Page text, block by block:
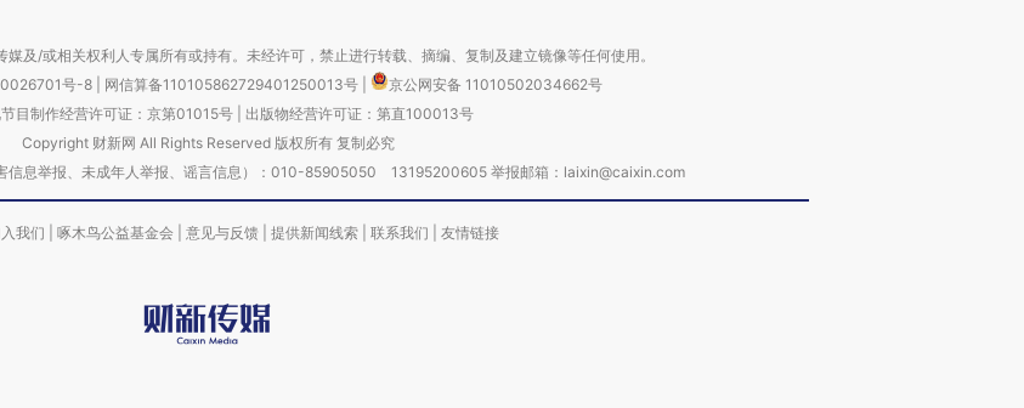
及/或相关权利人专属所有或持有。未经许可，禁止进行转载、摘编、复制及建立镜像等任何使用。
号-8 网信算备110105862729401250013号
京公网安备 11010502034662号
目制作经营许可证：京第01015号| 出版物经营许可证：第直100013号
Copyright 财新网 All Rights Reserved 版权所有 复制必究
信息举报、未成年人举报、谣言信息）：010-85905050 13195200605 举报邮箱：laixin@caixin.com
我们 啄木鸟公益基金会 意见与反馈 提供新闻线索 联系我们 友情链接